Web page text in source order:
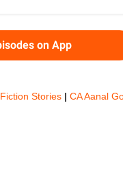
on App
Stories | CA Aanal